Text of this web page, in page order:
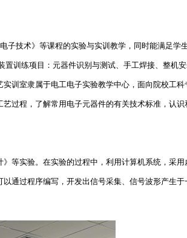
技术》等课程的实验与实训教学，同时能满足
训练项目：元器件识别与测试、手工焊接、整机
训室隶属于电工电子实验教学中心，面向院校工
过程，了解常用电子元器件的有关技术标准，认
等实验。在实验的过程中，利用计算机系统，采
通过程序编写，开发出信号采集、信号波形产生于